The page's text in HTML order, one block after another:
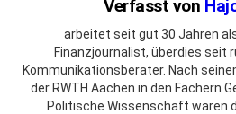
Verfasst von
arbeitet seit gut 30 Jahren
Finanzjournalist, überdies seit
Kommunikationsberater. Nach
der RWTH Aachen in den Fächern
Politische Wissenschaft waren